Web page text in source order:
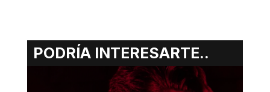
PODRÍA INTERESARTE..